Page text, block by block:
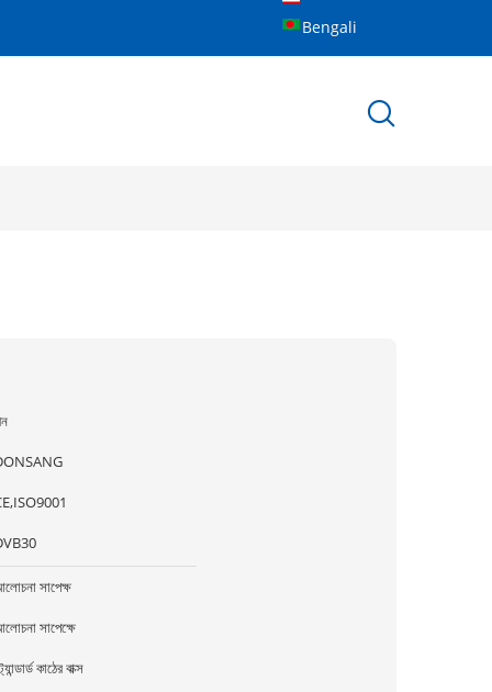
Bengali
সাপেক্ষ
সাপেক্ষে
কাঠের বাক্স